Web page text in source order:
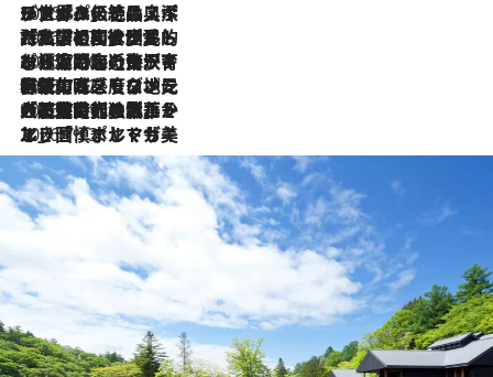
2026.8.8
リスボンの絶品スイーツ「パステル・デ・ナタ」とは？ポルトガル伝統の奥深い世界へ
2026.7.27
「私の祖国はポルトガル語です」国民的詩人フェルナンド・ペソアと、彼が愛した文学の街を歩く
2026.7.26
ポルトガル近海が育む極上の海の幸。キリリと冷えた白ワインと愉しむ、シーフード専門店の贅沢
2026.7.22
伝統の味をモダンに昇華。高感度な地元客が集う、リスボンの最旬ガストロノミー
2026.7.21
大航海時代の栄華から、震災、独裁、そして革命へ。ポルトガル・首都リスボンの石畳に刻まれた「歴史の光と影」
2026.7.13
エッセイ・ヤマザキマリ「慎ましくも美しき国 ポルトガル」